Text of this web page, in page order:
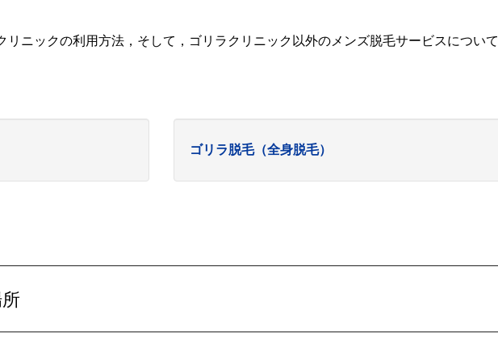
リニックの利用方法，そして，ゴリラクリニック以外のメンズ脱毛サービスについて
ゴリラ脱毛（全身脱毛）